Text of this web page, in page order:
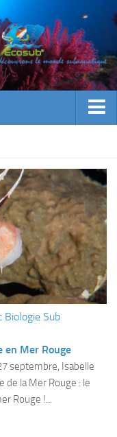
Sub
en Mer Rouge
septembre, Isabelle
de la Mer Rouge : le
Rouge !...